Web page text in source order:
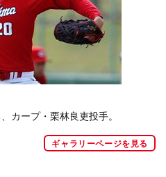
カープ・栗林良吏投手。
ギャラリーページを見る